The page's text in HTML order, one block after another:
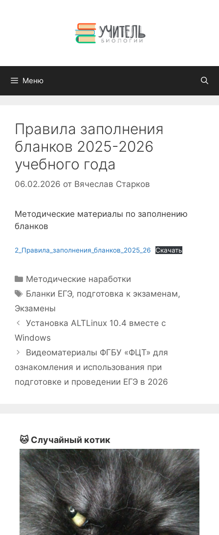
Меню
Правила заполнения
бланков 2025-2026
учебного года
06.02.2026 от Вячеслав Старков
Методические материалы по заполнению
бланков
2_Правила_заполнения_бланков_2025_26 Скачать
Рубрики
Методические наработки
Метки
Бланки ЕГЭ, подготовка к экзаменам,
Экзамены
Установка ALTLinux 10.4 вместе с
Windows
Видеоматериалы ФГБУ «ФЦТ» для
ознакомления и использования при
подготовке и проведении ЕГЭ в 2026
🐱 Случайный котик